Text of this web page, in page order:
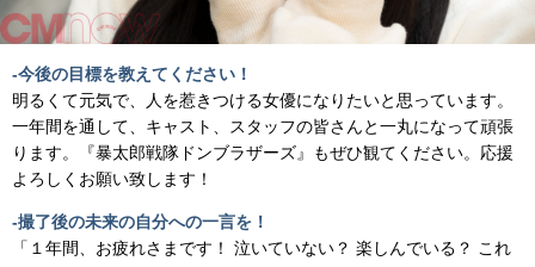
-今後の目標を教えてください！
明るくて元気で、人を惹きつける女優になりたいと思っています。
一年間を通して、キャスト、スタッフの皆さんと一丸になって頑張
ります。『暴太郎戦隊ドンブラザーズ』もぜひ観てください。応援
よろしくお願い致します！
-撮了後の未来の自分への一言を！
「１年間、お疲れさまです！ 泣いていない？ 楽しんでいる？ これ